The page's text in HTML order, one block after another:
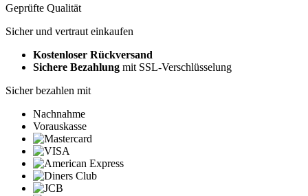
Geprüfte Qualität
Sicher und vertraut einkaufen
Kostenloser Rückversand
Sichere Bezahlung mit SSL-Verschlüsselung
Sicher bezahlen mit
Nachnahme
Vorauskasse